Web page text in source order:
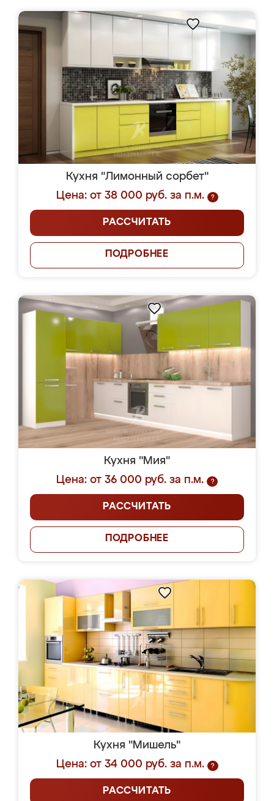
Кухня "Лимонный сорбет"
Цена: от 38 000 руб. за п.м.
?
РАССЧИТАТЬ
ПОДРОБНЕЕ
Кухня "Мия"
Цена: от 36 000 руб. за п.м.
?
РАССЧИТАТЬ
ПОДРОБНЕЕ
Кухня "Мишель"
Цена: от 34 000 руб. за п.м.
?
РАССЧИТАТЬ